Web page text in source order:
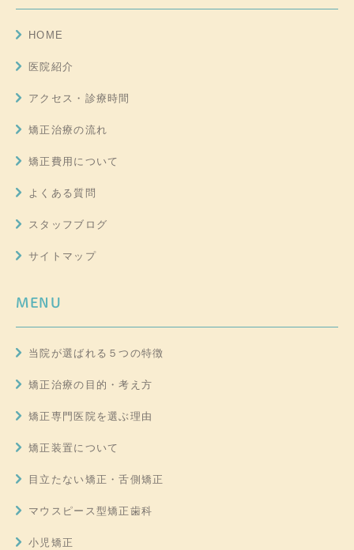
HOME
医院紹介
アクセス・診療時間
矯正治療の流れ
矯正費用について
よくある質問
スタッフブログ
サイトマップ
MENU
当院が選ばれる５つの特徴
矯正治療の目的・考え方
矯正専門医院を選ぶ理由
矯正装置について
目立たない矯正・舌側矯正
マウスピース型矯正歯科
小児矯正